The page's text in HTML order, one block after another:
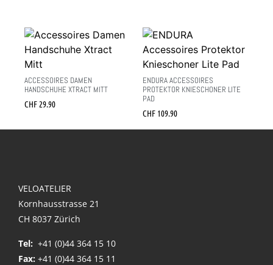
ACCESSOIRES DAMEN
HANDSCHUHE XTRACT MITT
CHF29.90
ENDURA ACCESSOIRES
PROTEKTOR KNIESCHONER LITE
PAD
CHF 109.90
VELOATELIER
Kornhausstrasse 21
CH 8037 Zürich
Tel: +41 (0)44 364 15 10
Fax: +41 (0)44 364 15 11